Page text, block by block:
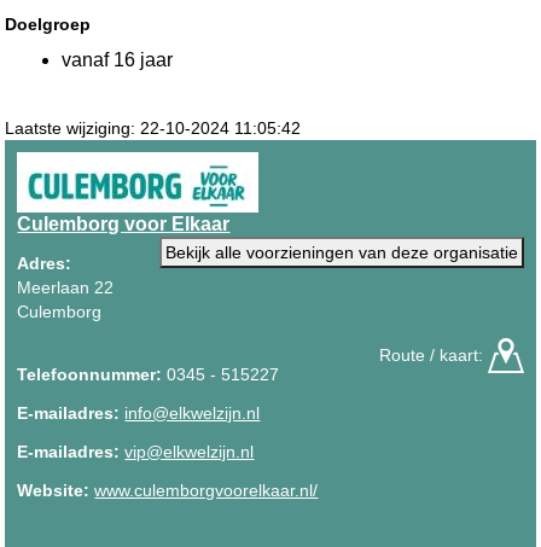
Doelgroep
vanaf 16 jaar
Laatste wijziging: 22-10-2024 11:05:42
Culemborg voor Elkaar
Bekijk alle voorzieningen van deze organisatie
Adres:
Meerlaan 22
Culemborg
Route / kaart:
Telefoonnummer: 0345 - 515227
E-mailadres: info@elkwelzijn.nl
E-mailadres: vip@elkwelzijn.nl
Website: www.culemborgvoorelkaar.nl/